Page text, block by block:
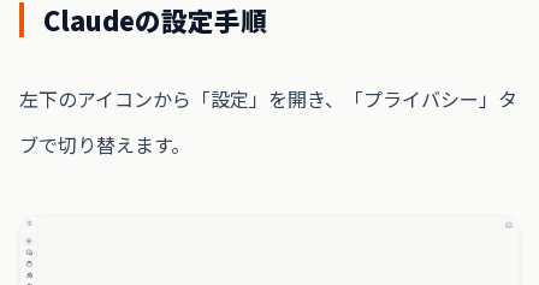
Claudeの設定手順
左下のアイコンから「設定」を開き、「プライバシー」タ
ブで切り替えます。